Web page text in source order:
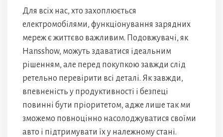
Для всіх нас, хто захоплюється
електромобілями, функціонування зарядних
мереж є життєво важливим. Подовжувачі, як
Hansshow, можуть здаватися ідеальним
рішенням, але перед покупкою завжди слід
ретельно перевірити всі деталі. Як завжди,
впевненість у продуктивності і безпеці
повинні бути пріоритетом, адже лише так ми
зможемо повноцінно насолоджуватися своїми
авто і підтримувати їх у належному стані.